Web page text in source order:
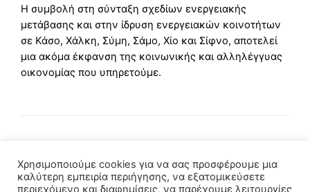
Η συμβολή στη σύνταξη σχεδίων ενεργειακής
μετάβασης και στην ίδρυση ενεργειακών κοινοτήτων
σε Κάσο, Χάλκη, Σύμη, Σάμο, Χίο και Σίφνο, αποτελεί
μια ακόμα έκφανση της κοινωνικής και αλληλέγγυας
οικονομίας που υπηρετούμε.
Χρησιμοποιούμε cookies για να σας προσφέρουμε μια
καλύτερη εμπειρία περιήγησης, να εξατομικεύσετε
περιεχόμενο και διαφημίσεις, να παρέχουμε λειτουργίες